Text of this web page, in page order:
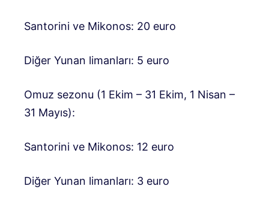
Santorini ve Mikonos: 20 euro
Diğer Yunan limanları: 5 euro
Omuz sezonu (1 Ekim – 31 Ekim, 1 Nisan –
31 Mayıs):
Santorini ve Mikonos: 12 euro
Diğer Yunan limanları: 3 euro